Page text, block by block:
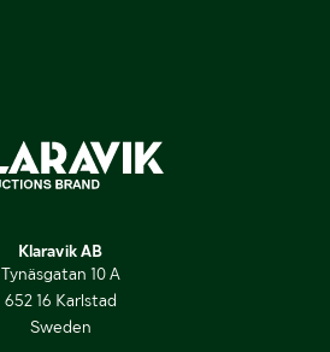
Klaravik AB
Tynäsgatan 10 A
652 16 Karlstad
Sweden